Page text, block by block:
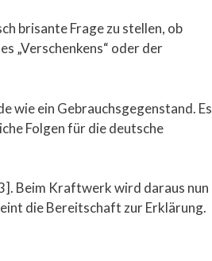
brisante Frage zu stellen, ob
„Verschenkens“ oder der
wie ein Gebrauchsgegenstand. Es
Folgen für die deutsche
Beim Kraftwerk wird daraus nun
die Bereitschaft zur Erklärung.